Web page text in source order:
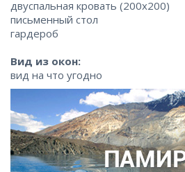
двуспальная кровать (200x200)
письменный стол
гардероб
Вид из окон:
вид на что угодно